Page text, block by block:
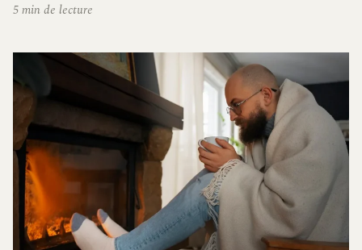
5 min de lecture